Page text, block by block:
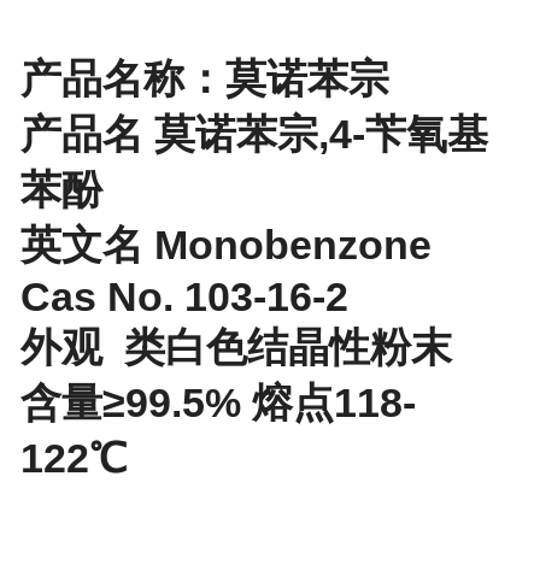
产品名称：莫诺苯宗
产品名 莫诺苯宗,4-苄氧基
苯酚
英文名 Monobenzone
Cas No. 103-16-2
外观 类白色结晶性粉末
含量≥99.5% 熔点118-
122℃